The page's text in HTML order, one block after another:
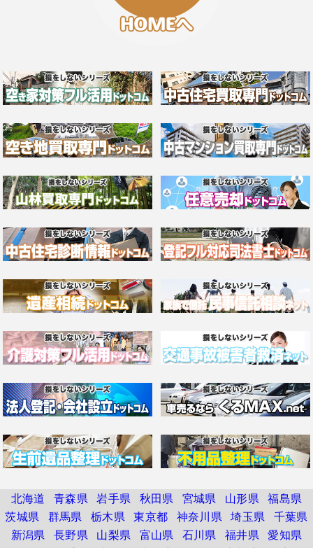
北海道 青森県 岩手県 秋田県 宮城県 山形県 福島県
茨城県 群馬県 栃木県 東京都 神奈川県 埼玉県 千葉県
新潟県 長野県 山梨県 富山県 石川県 福井県 愛知県